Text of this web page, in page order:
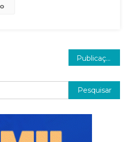
Publicações mais novas
Pesquisar
por: